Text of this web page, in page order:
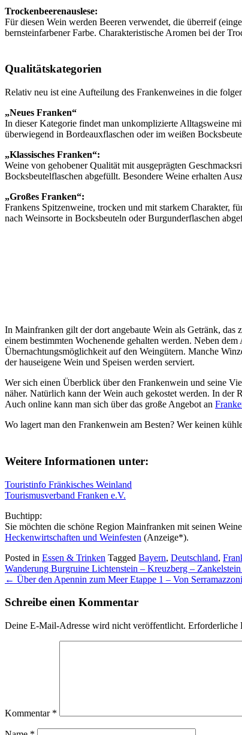
Trockenbeerenauslese:
Für diesen Wein werden Beeren verwendet, die überreif
bernsteinfarbener Farbe. Charakteristische Aromen bei der
Qualitätskategorien
Relativ neu ist eine Aufteilung des Frankenweines in die
„Neues Franken“
In dieser Kategorie findet man unkomplizierte Alltagsweine
überwiegend in Bordeauxflaschen oder im weißen
„Klassisches Franken“:
Weine von gehobener Qualität mit ausgeprägten
Bocksbeutelflaschen abgefüllt. Besondere Weine erhalten
„Großes Franken“:
Frankens Spitzenweine, trocken und mit starkem Charakter,
nach Weinsorte in Bocksbeuteln oder Burgunderflaschen
In Mainfranken gilt der dort angebaute Wein als Getränk,
einem bestimmten Wochenende gehalten werden. Neben
Übernachtungsmöglichkeit auf den Weingütern. Manche
der hauseigene Wein und Speisen werden serviert.
Wer sich einen Überblick über den Frankenwein und seine
näher. Natürlich kann der Wein auch gekostet werden. In
Auch online kann man sich über das große Angebot an
Wo lagert man den Frankenwein am Besten? Wer keinen
Weitere Informationen unter:
Touristinfo Fränkisches Weinland
Tourismusverband Franken e.V.
Buchtipp:
Sie möchten die schöne Region Mainfranken mit seinen
Heckenwirtschaften und Weinfesten (Anzeige*).
Posted in Essen & Trinken Tagged Bayern, Deutschland,
Post
navigation
Wanderung Burgruine Lichtenstein – Kreuzberg – Zankelstein
← Über den Apennin zum Meer Etappe 1 – Von
Schreibe einen Kommentar
Deine E-Mail-Adresse wird nicht veröffentlicht. Erforderliche
Kommentar *